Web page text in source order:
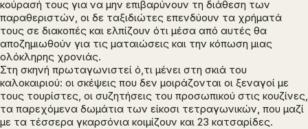
κούρασή τους για να μην επιβαρύνουν τη διάθεση των
παραθεριστών, οι δε ταξιδιώτες επενδύουν τα χρήματά
τους σε διακοπές και ελπίζουν ότι μέσα από αυτές θα
αποζημιωθούν για τις ματαιώσεις και την κόπωση μιας
ολόκληρης χρονιάς.
Στη σκηνή πρωταγωνιστεί ό,τι μένει στη σκιά του
καλοκαιριού: οι σκέψεις που δεν μοιράζονται οι ξεναγοί με
τους τουρίστες, οι συζητήσεις του προσωπικού στις κουζίνες,
τα παρεχόμενα δωμάτια των είκοσι τετραγωνικών, που μαζί
με τα τέσσερα γκαρσόνια κοιμίζουν και 23 κατσαρίδες.